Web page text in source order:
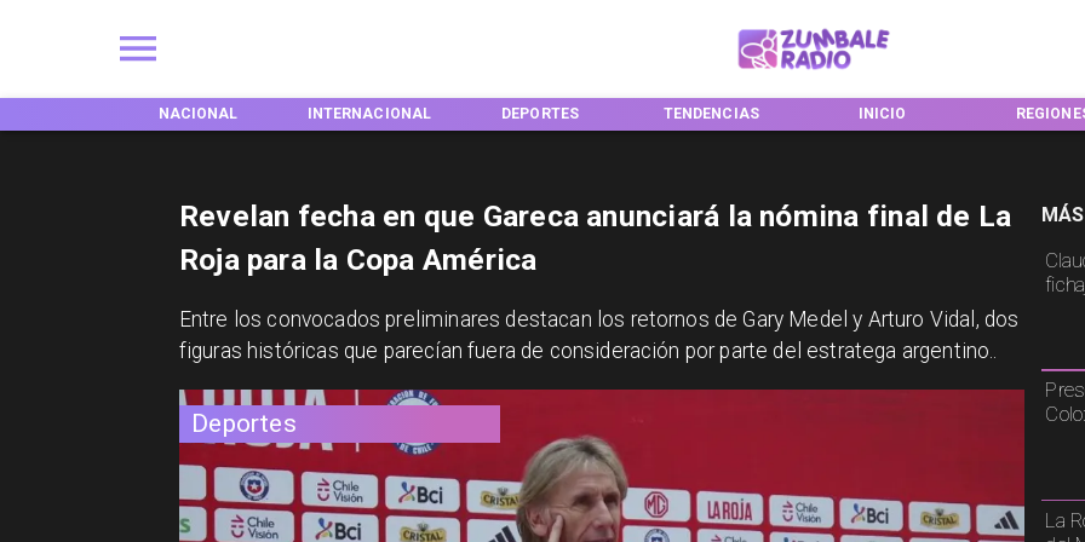
INTERNACIONAL DEPORTES TENDENCIAS
Deportes
La
Revelan fecha en que Gareca anunciará la nómina final de La
Roja para la Copa América
​Entre los convocados preliminares destacan los retornos de Gary Medel y Arturo Vidal, dos
figuras históricas que parecían fuera de consideración por parte del estratega argentino..